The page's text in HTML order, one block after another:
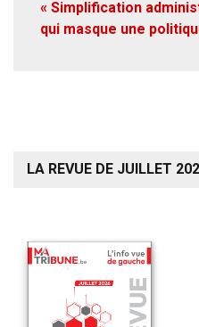
« Simplification
qui masque une
LA REVUE DE JUILLET